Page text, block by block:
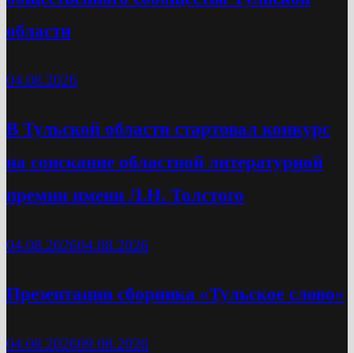
области
04.08.2026
В Тульской области стартовал конкурс
на соискание областной литературной
премии имени Л.Н. Толстого
04.08.202604.08.2026
Презентации сборника «Тульское слово»
04.08.202609.08.2026